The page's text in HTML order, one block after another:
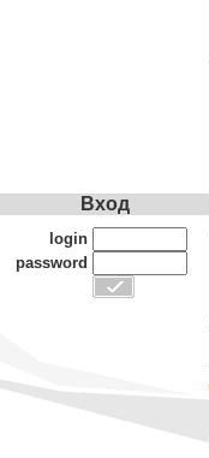
Вход
login
password